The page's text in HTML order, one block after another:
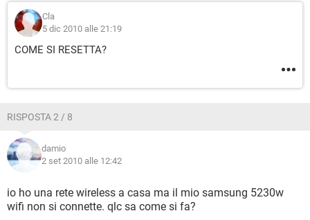
Cla
5 dic 2010 alle 21:19
COME SI RESETTA?
RISPOSTA 2 / 8
damio
2 set 2010 alle 12:42
io ho una rete wireless a casa ma il mio samsung 5230w
wifi non si connette. qlc sa come si fa?